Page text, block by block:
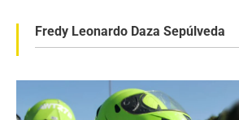
Fredy Leonardo Daza Sepúlveda